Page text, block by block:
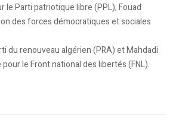
le Parti patriotique libre (PPL), Fouad
des forces démocratiques et sociales
du renouveau algérien (PRA) et Mahdadi
le Front national des libertés (FNL).